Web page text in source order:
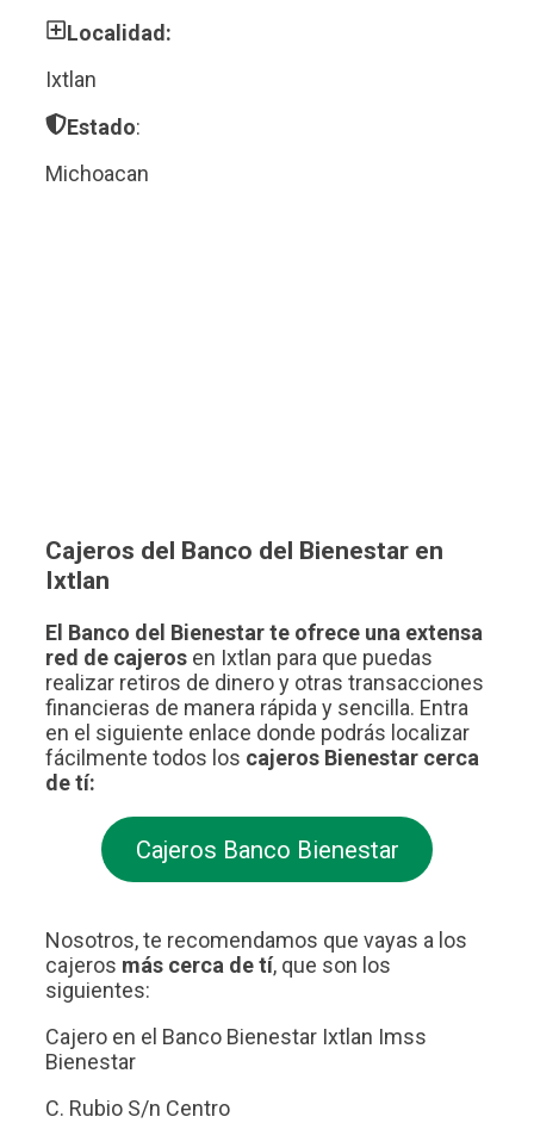
Localidad:
Ixtlan
Estado:
Michoacan
Cajeros del Banco del Bienestar en
Ixtlan
El Banco del Bienestar te ofrece una extensa
red de cajeros en Ixtlan para que puedas
realizar retiros de dinero y otras transacciones
financieras de manera rápida y sencilla. Entra
en el siguiente enlace donde podrás localizar
fácilmente todos los cajeros Bienestar cerca
de tí:
Cajeros Banco Bienestar
Nosotros, te recomendamos que vayas a los
cajeros más cerca de tí, que son los
siguientes:
Cajero en el Banco Bienestar Ixtlan Imss
Bienestar
C. Rubio S/n Centro